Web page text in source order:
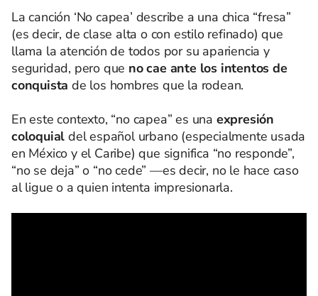
La canción ‘No capea’ describe a una chica “fresa”
(es decir, de clase alta o con estilo refinado) que
llama la atención de todos por su apariencia y
seguridad, pero que no cae ante los intentos de
conquista de los hombres que la rodean.
En este contexto, “no capea” es una expresión
coloquial del español urbano (especialmente usada
en México y el Caribe) que significa “no responde”,
“no se deja” o “no cede” —es decir, no le hace caso
al ligue o a quien intenta impresionarla.